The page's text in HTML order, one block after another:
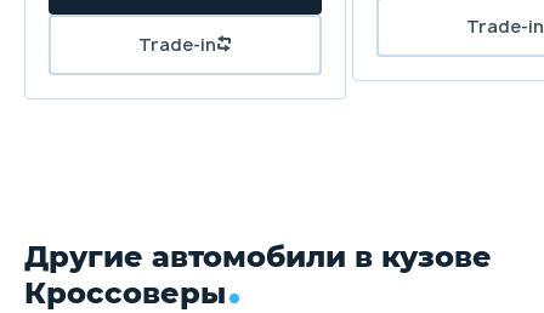
Trade-in
Trade-in
Другие автомобили в кузове
Кроссоверы